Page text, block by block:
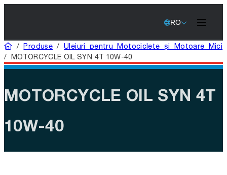
RO
Acasă
/Produse /Uleiuri pentru Motociclete și Motoare Mici
/ MOTORCYCLE OIL SYN 4T 10W-40
MOTORCYCLE OIL SYN 4T
10W-40